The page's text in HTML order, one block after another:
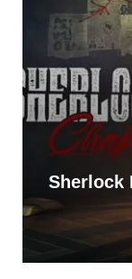
Sherlock